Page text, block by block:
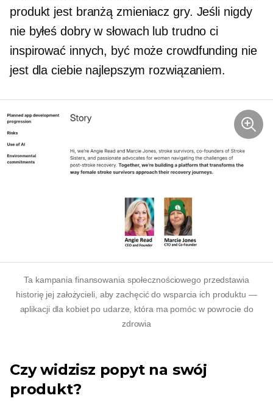
produkt jest branżą zmieniacz gry. Jeśli nigdy
nie byłeś dobry w słowach lub trudno ci
inspirować innych, być może crowdfunding nie
jest dla ciebie najlepszym rozwiązaniem.
Ta kampania finansowania społecznościowego przedstawia
historię jej założycieli, aby zachęcić do wsparcia ich produktu —
aplikacji dla kobiet po udarze, która ma pomóc w powrocie do
zdrowia
Czy widzisz popyt na swój
produkt?